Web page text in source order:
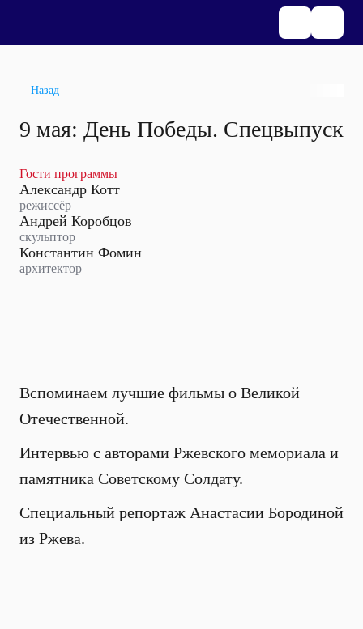
Назад
9 мая: День Победы. Спецвыпуск
Гости программы
Александр Котт
режиссёр
Андрей Коробцов
скульптор
Константин Фомин
архитектор
Вспоминаем лучшие фильмы о Великой
Отечественной.
Интервью с авторами Ржевского мемориала и
памятника Советскому Солдату.
Специальный репортаж Анастасии Бородиной
из Ржева.